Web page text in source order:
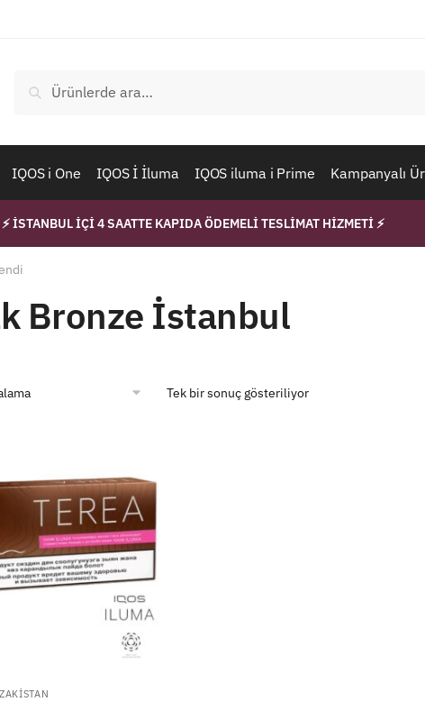
Ara
IQOS i One IQOS İ İluma IQOS iluma i Prime Kampanyalı
⚡ İSTANBUL İÇİ 4 SAATTE KAPIDA ÖDEMELİ TESLİMAT HİZMETİ ⚡
Bronze İstanbul
Tek bir sonuç gösteriliyor